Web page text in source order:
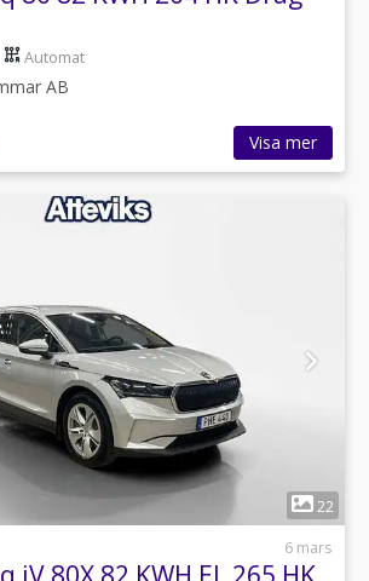
Automat
AB
Visa mer
1
22
6 mars